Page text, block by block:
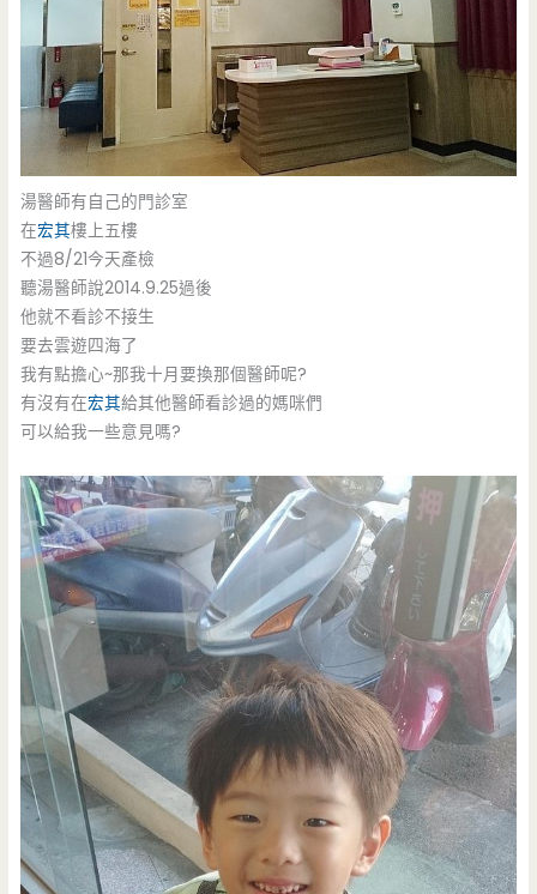
湯醫師有自己的門診室
在宏其樓上五樓
不過8/21今天產檢
聽湯醫師說2014.9.25過後
他就不看診不接生
要去雲遊四海了
我有點擔心~那我十月要換那個醫師呢?
有沒有在宏其給其他醫師看診過的媽咪們
可以給我一些意見嗎?